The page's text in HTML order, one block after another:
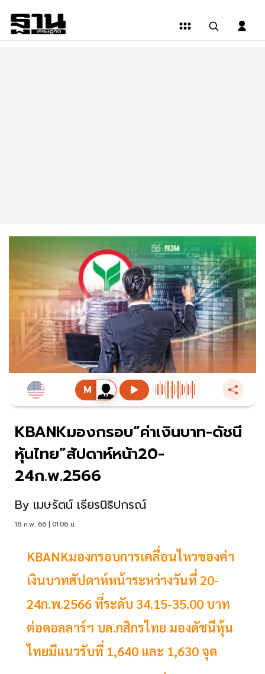
KBANKมองกรอบ“ค่าเงินบาท-ดัชนี
หุ้นไทย”สัปดาห์หน้า20-
24ก.พ.2566
By เมษรัตน์ เธียรนิธิปกรณ์
18 ก.พ. 66 | 01:06 น.
KBANKมองกรอบการเคลื่อนไหวของค่า
เงินบาทสัปดาห์หน้าระหว่างวันที่ 20-
24ก.พ.2566 ที่ระดับ 34.15-35.00 บาท
ต่อดอลลาร์ฯ บล.กสิกรไทย มองดัชนีหุ้น
ไทยมีแนวรับที่ 1,640 และ 1,630 จุด